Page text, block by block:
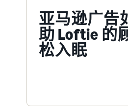
亚马逊广告
助 Loftie 的
松入眠